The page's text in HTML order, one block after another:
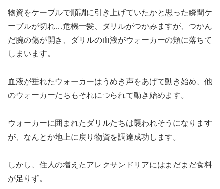
物資をケーブルで順調に引き上げていたかと思った瞬間ケ
ーブルが切れ…危機一髪、ダリルがつかみますが、つかん
だ腕の傷が開き、ダリルの血液がウォーカーの頬に落ちて
しまいます。
血液が垂れたウォーカーはうめき声をあげて動き始め、他
のウォーカーたちもそれにつられて動き始めます。
ウォーカーに囲まれたダリルたちは襲われそうになります
が、なんとか地上に戻り物資を調達成功します。
しかし、住人の増えたアレクサンドリアにはまだまだ食料
が足りず。